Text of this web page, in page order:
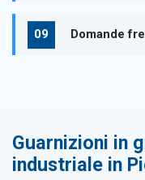
Domande
Guarnizioni in
industriale in